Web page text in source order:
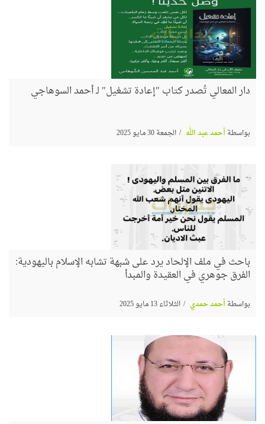
دار المعالي تُصدر كتاب "إعادة تشغيل" لـ أحمد السوهاجي
بواسطةأحمد عبد الله الجمعة 30 مايو 2025
باحث في ملف الإلحاد يرد على شبهة تشابه الإسلام باليهودية:
الفرق جوهري في العقيدة والمبدأ
بواسطةأحمد حمدي الثلاثاء 13 مايو 2025